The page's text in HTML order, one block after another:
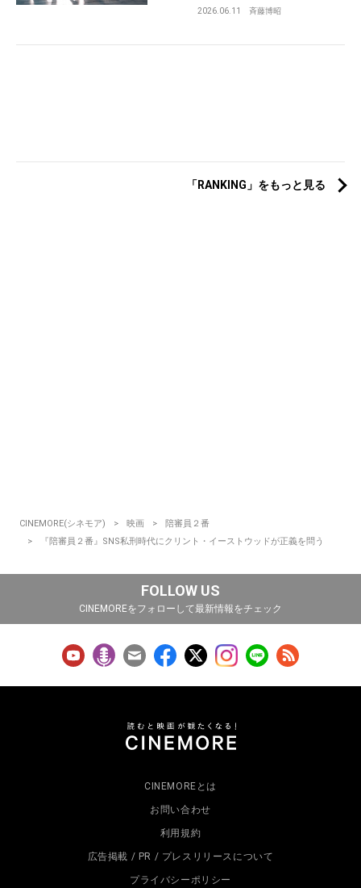
2026.06.11 斉藤博昭
「RANKING」をもっと見る
CINEMORE(シネモア) 映画
陪審員２番
『陪審員２番』SNS私刑時代にクリント・イーストウッドが正義を問う
FOLLOW US
CINEMOREをフォローして最新情報をチェック
CINEMOREとは
お問い合わせ
利用規約
広告掲載 / PR / プレスリリースについて
プライバシーポリシー